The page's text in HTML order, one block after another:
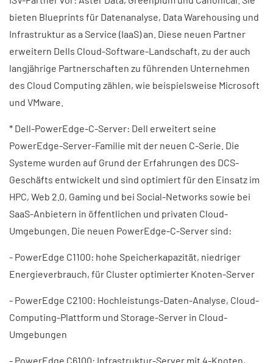
bieten Blueprints für Datenanalyse, Data Warehousing und
Infrastruktur as a Service (IaaS) an. Diese neuen Partner
erweitern Dells Cloud-Software-Landschaft, zu der auch
langjährige Partnerschaften zu führenden Unternehmen
des Cloud Computing zählen, wie beispielsweise Microsoft
und VMware.
* Dell-PowerEdge-C-Server: Dell erweitert seine
PowerEdge-Server-Familie mit der neuen C-Serie. Die
Systeme wurden auf Grund der Erfahrungen des DCS-
Geschäfts entwickelt und sind optimiert für den Einsatz im
HPC, Web 2.0, Gaming und bei Social-Networks sowie bei
SaaS-Anbietern in öffentlichen und privaten Cloud-
Umgebungen. Die neuen PowerEdge-C-Server sind:
- PowerEdge C1100: hohe Speicherkapazität, niedriger
Energieverbrauch, für Cluster optimierter Knoten-Server
- PowerEdge C2100: Hochleistungs-Daten-Analyse, Cloud-
Computing-Plattform und Storage-Server in Cloud-
Umgebungen
- PowerEdge C6100: Infrastruktur-Server mit 4-Knoten,